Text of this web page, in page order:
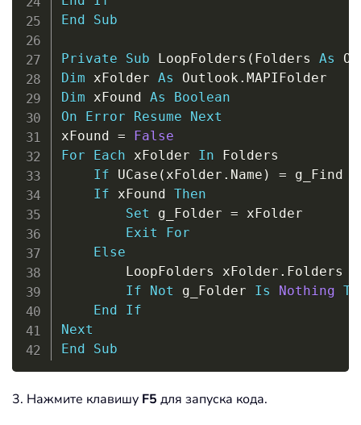
End
Sub
Private Sub LoopFolders ( Folders As
Dim xFolder As Outlook .
Dim xFound As
Boolean
On
Error Resume
Next
xFound =
False
For
Each xFolder In Folders
If UCase ( xFolder . Name ) = g_Find
If xFound Then
Set g_Folder = xFolder
Exit
For
Else
        LoopFolders xFolder
. Folders
If
Not g_Folder Is Nothing
End
If
Next
End
Sub
3. Нажмите клавишу F5 для запуска кода.